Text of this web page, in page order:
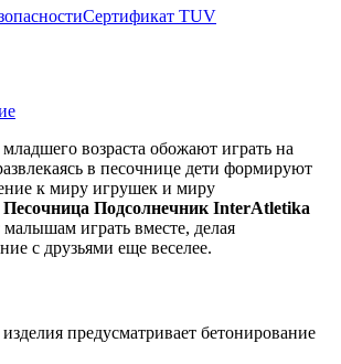
Сертификат TUV
возраста обожают играть на
в песочнице дети формируют
к миру игрушек и миру
Песочница Подсолнечник InterAtletika
малышам играть вместе, делая
с друзьями еще веселее.
предусматривает бетонирование